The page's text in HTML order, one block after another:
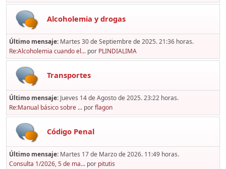
Alcoholemia y drogas
Último mensaje: Martes 30 de Septiembre de 2025. 21:36 horas.
Re:Alcoholemia cuando el... por PLINDIALIMA
Transportes
Último mensaje: Jueves 14 de Agosto de 2025. 23:22 horas.
Re:Manual básico sobre ... porflagon
Código Penal
Último mensaje: Martes 17 de Marzo de 2026. 11:49 horas.
Consulta 1/2026, 5 de ma... por pitutis